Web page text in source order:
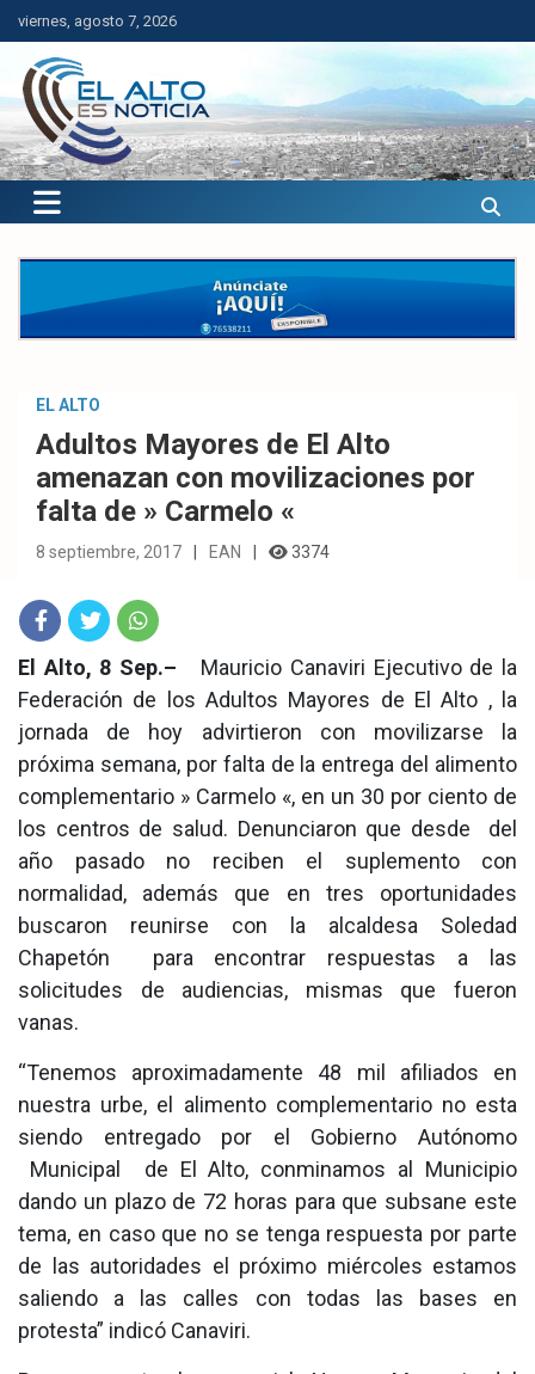
Saltar
al
contenido
viernes, agosto 7, 2026
El Alto es Noticia
Últimas noticias de El Alto, Bolivia y el mundo.
EL ALTO
Adultos Mayores de El Alto
amenazan con movilizaciones por
falta de » Carmelo «
8 septiembre, 2017 EAN 3374
Fac
eb
ook
Twit
ter
Wha
tsA
pp
El Alto, 8 Sep.– Mauricio Canaviri Ejecutivo de la
Federación de los Adultos Mayores de El Alto , la
jornada de hoy advirtieron con movilizarse la
próxima semana, por falta de la entrega del alimento
complementario » Carmelo «, en un 30 por ciento de
los centros de salud. Denunciaron que desde del
año pasado no reciben el suplemento con
normalidad, además que en tres oportunidades
buscaron reunirse con la alcaldesa Soledad
Chapetón para encontrar respuestas a las
solicitudes de audiencias, mismas que fueron
vanas.
“Tenemos aproximadamente 48 mil afiliados en
nuestra urbe, el alimento complementario no esta
siendo entregado por el Gobierno Autónomo
Municipal de El Alto, conminamos al Municipio
dando un plazo de 72 horas para que subsane este
tema, en caso que no se tenga respuesta por parte
de las autoridades el próximo miércoles estamos
saliendo a las calles con todas las bases en
protesta” indicó Canaviri.